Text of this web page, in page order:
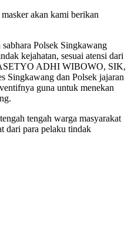
akan kami berikan
Polsek Singkawang
kejahatan, sesuai atensi dari
ADHI WIBOWO, SIK,
Singkawang dan Polsek jajaran
guna untuk menekan
tengah warga masyarakat
dari para pelaku tindak